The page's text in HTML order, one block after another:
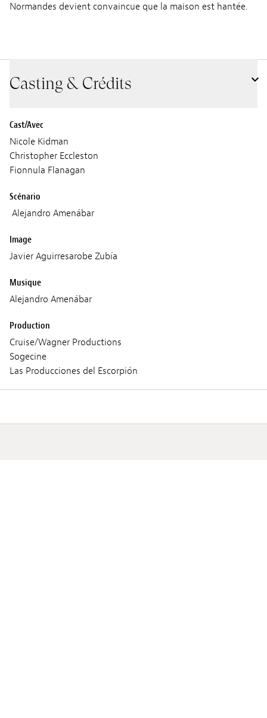
Normandes devient convaincue que la maison est hantée.
Casting & Crédits
Cast/Avec
Nicole Kidman
Christopher Eccleston
Fionnula Flanagan
Scénario
Alejandro Amenábar
Image
Javier Aguirresarobe Zubía
Musique
Alejandro Amenábar
Production
Cruise/Wagner Productions
Sogecine
Las Producciones del Escorpión